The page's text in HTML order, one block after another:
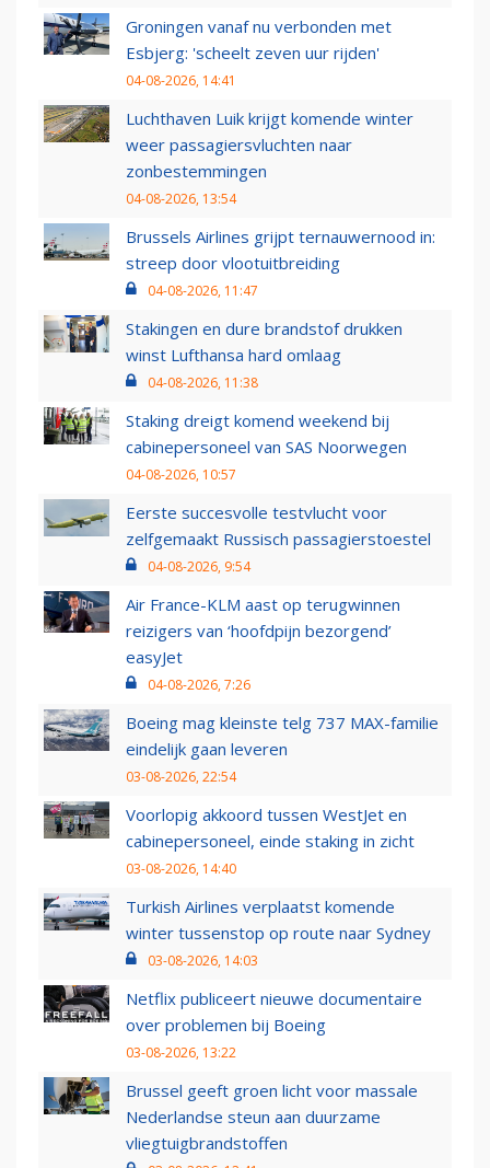
Groningen vanaf nu verbonden met
Esbjerg: 'scheelt zeven uur rijden'
04-08-2026, 14:41
Luchthaven Luik krijgt komende winter
weer passagiersvluchten naar
zonbestemmingen
04-08-2026, 13:54
Brussels Airlines grijpt ternauwernood in:
streep door vlootuitbreiding
04-08-2026, 11:47
Stakingen en dure brandstof drukken
winst Lufthansa hard omlaag
04-08-2026, 11:38
Staking dreigt komend weekend bij
cabinepersoneel van SAS Noorwegen
04-08-2026, 10:57
Eerste succesvolle testvlucht voor
zelfgemaakt Russisch passagierstoestel
04-08-2026, 9:54
Air France-KLM aast op terugwinnen
reizigers van ‘hoofdpijn bezorgend’
easyJet
04-08-2026, 7:26
Boeing mag kleinste telg 737 MAX-familie
eindelijk gaan leveren
03-08-2026, 22:54
Voorlopig akkoord tussen WestJet en
cabinepersoneel, einde staking in zicht
03-08-2026, 14:40
Turkish Airlines verplaatst komende
winter tussenstop op route naar Sydney
03-08-2026, 14:03
Netflix publiceert nieuwe documentaire
over problemen bij Boeing
03-08-2026, 13:22
Brussel geeft groen licht voor massale
Nederlandse steun aan duurzame
vliegtuigbrandstoffen